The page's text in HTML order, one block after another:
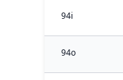
94i
94o